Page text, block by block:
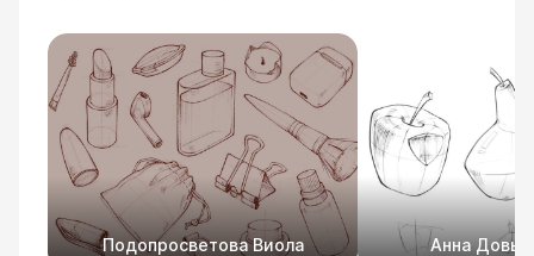
Подопросветова Виола Анна